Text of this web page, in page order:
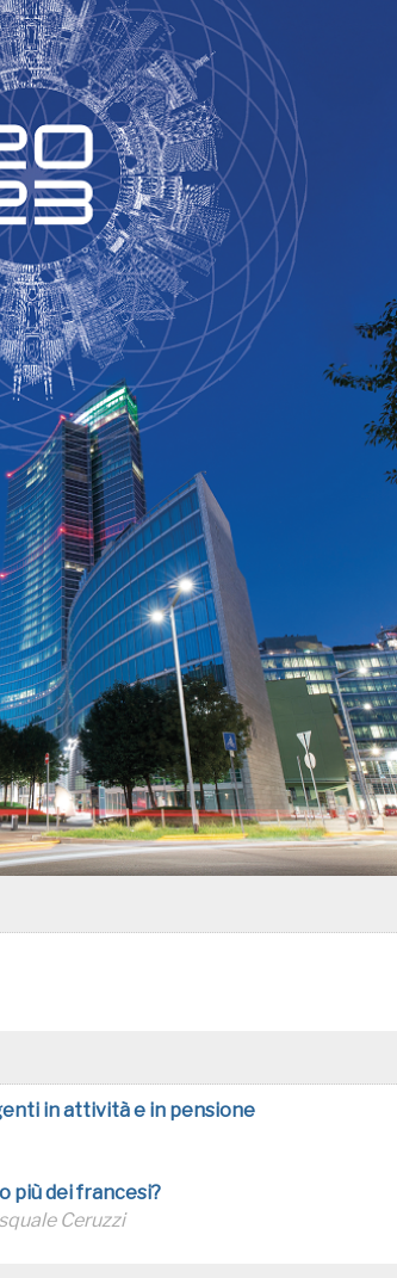
in attività e in pensione
più dei francesi?
Ceruzzi